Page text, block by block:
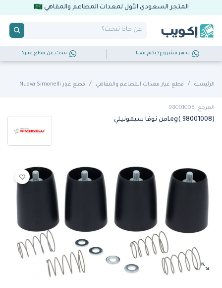
المتجر السعودي الأول لمعدات المطاعم والمقاهي
تجهز مشروع؟ تكلم معنا تبحث عن قطع غيار؟
الرئيسية قطع غيار معدات المطاعم والمقاهي قطع غيار Nuova Simonelli
المرجع: 98001008
Leg( 98001008)من نوفا سيمونيلي